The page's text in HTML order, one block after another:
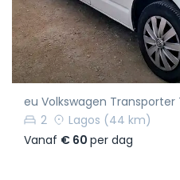
eu Volkswagen Transporter
2
Lagos (44 km)
Vanaf € 60 per dag